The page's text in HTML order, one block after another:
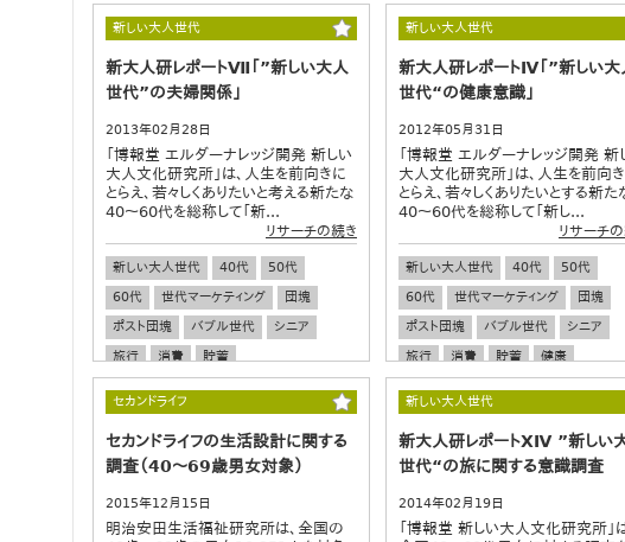
新しい大人世代
新大人研レポートⅦ「”新しい大人
世代”の夫婦関係」
2013年02月28日
「博報堂 エルダーナレッジ開発 新しい
大人文化研究所」は、人生を前向きに
とらえ、若々しくありたいと考える新たな
40～60代を総称して「新...
リサーチの続き
新しい大人世代 40代
50代
60代
世代マーケティング
団塊
ポスト団塊
バブル世代
シニア
旅行
消費 貯蓄
新しい大人世代
新大人研レポートⅣ「”新しい大
世代“の健康意識」
2012年05月31日
「博報堂 エルダーナレッジ開発 新
大人文化研究所」は、人生を前向
とらえ、若々しくありたいとする新た
40～60代を総称して「新し...
リサーチ
新しい大人世代 40代
50代
60代
世代マーケティング
団塊
ポスト団塊
バブル世代
シニア
旅行
消費 貯蓄 健康
セカンドライフ
セカンドライフの生活設計に関する
調査（40～69歳男女対象）
2015年12月15日
明治安田生活福祉研究所は、全国の
新しい大人世代
新大人研レポートⅩⅣ ”新しい
世代“の旅に関する意識調査
2014年02月19日
「博報堂 新しい大人文化研究所」は